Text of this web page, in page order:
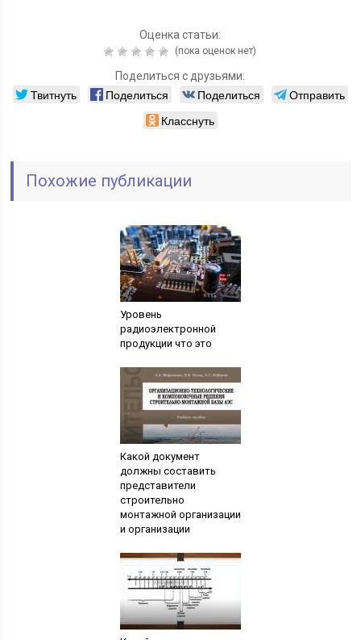
Оценка статьи:
(пока оценок нет)
Поделиться с друзьями:
Твитнуть Поделиться Поделиться
Отправить
Класснуть
Похожие публикации
Уровень
радиоэлектронной
продукции что это
Какой документ
должны составить
представители
строительно
монтажной организации
и организации